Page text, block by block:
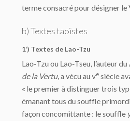
terme consacré pour désigner le
b) Textes taoïstes
1’) Textes de Lao-Tzu
Lao-Tzu ou Lao-Tseu, l’auteur du
de la Vertu, a vécu au ve siècle
« le premier à distinguer trois
émanant tous du souffle
façon concomittante : le souffle